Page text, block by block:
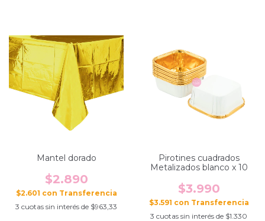
Mantel dorado
$2.890
$2.601 con
3 cuotas sin interés de $963,33
Pirotines cuadrados
Metalizados blanco x 10
$3.990
$3.591 con
3 cuotas sin interés de $1.330